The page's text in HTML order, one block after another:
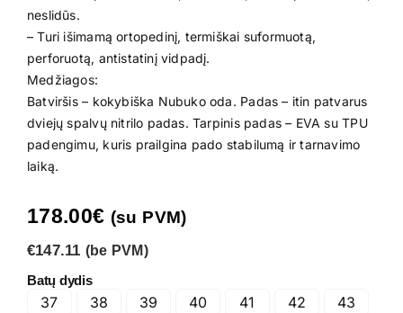
neslidūs.
– Turi išimamą ortopedinį, termiškai suformuotą,
perforuotą, antistatinį vidpadį.
Medžiagos:
Batviršis – kokybiška Nubuko oda. Padas – itin patvarus
dviejų spalvų nitrilo padas. Tarpinis padas – EVA su TPU
padengimu, kuris prailgina pado stabilumą ir tarnavimo
laiką.
178.00€ (su PVM)
€147.11 (be PVM)
Batų dydis
37 38 39 40 41 42
43